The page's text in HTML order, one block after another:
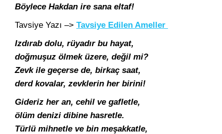
Böylece Hakdan ire sana eltaf!
Tavsiye Yazı –> Tavsiye Edilen Ameller
Izdırab dolu, rüyadır bu hayat,
doğmuşuz ölmek üzere, değil mi?
Zevk ile geçerse de, birkaç saat,
derd kovalar, zevklerin her birini!
Gideriz her an, cehil ve gafletle,
ölüm denizi dibine hasretle.
Türlü mihnetle ve bin meşakkatle,